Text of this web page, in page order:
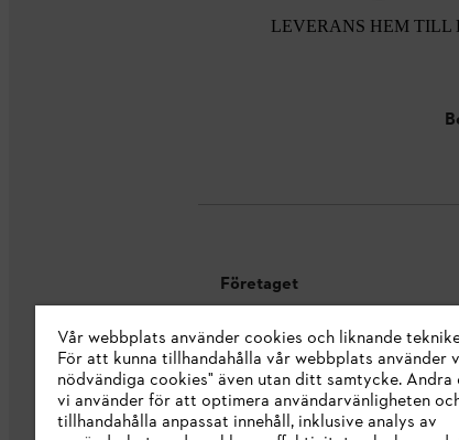
LEVERANS HEM TILL
Företaget
Om oss
STIHL Integrity Line
STIHL varumärkesbutik
Vår webbplats använder cookies och liknande
För att kunna tillhandahålla vår webbplats använder
nödvändiga cookies" även utan ditt samtycke. Andra
vi använder för att optimera användarvänligheten
tillhandahålla anpassat innehåll, inklusive analys av